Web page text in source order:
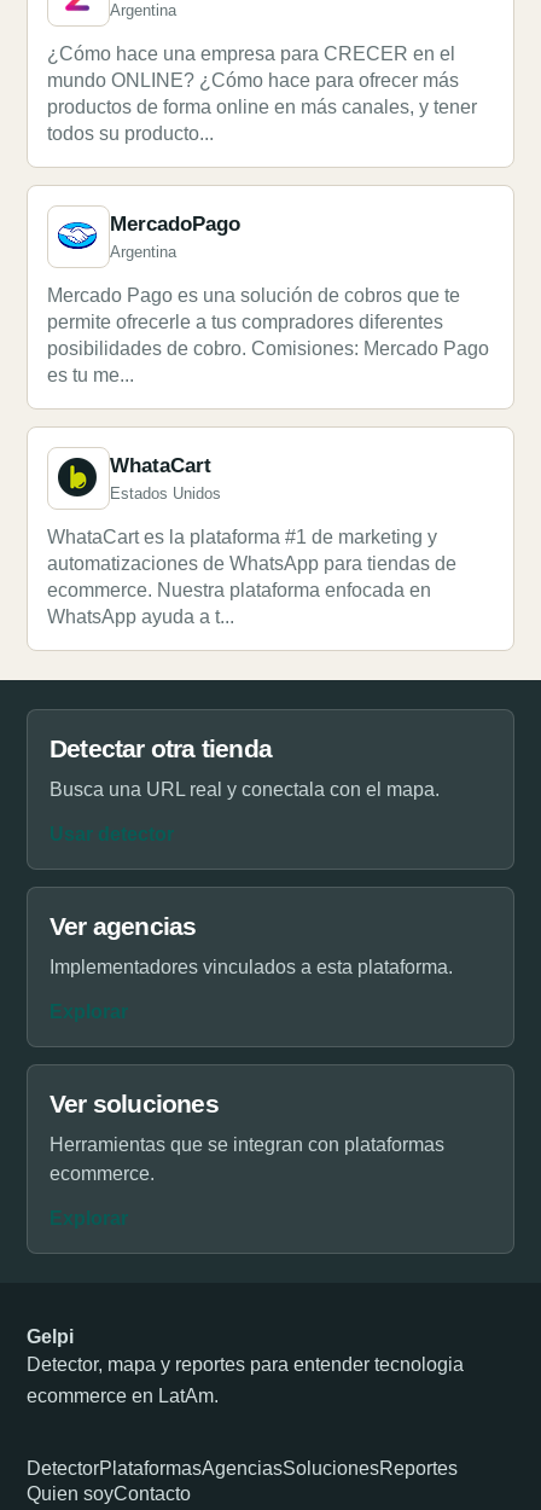
Argentina
¿Cómo hace una empresa para CRECER en el
mundo ONLINE? ¿Cómo hace para ofrecer más
productos de forma online en más canales, y tener
todos su producto...
MercadoPago
Argentina
Mercado Pago es una solución de cobros que te
permite ofrecerle a tus compradores diferentes
posibilidades de cobro. Comisiones: Mercado Pago
es tu me...
WhataCart
Estados Unidos
WhataCart es la plataforma #1 de marketing y
automatizaciones de WhatsApp para tiendas de
ecommerce. Nuestra plataforma enfocada en
WhatsApp ayuda a t...
Detectar otra tienda
Busca una URL real y conectala con el mapa.
Usar detector
Ver agencias
Implementadores vinculados a esta plataforma.
Explorar
Ver soluciones
Herramientas que se integran con plataformas
ecommerce.
Explorar
Gelpi
Detector, mapa y reportes para entender tecnologia
ecommerce en LatAm.
DetectorPlataformasAgenciasSolucionesReportes
Quien soyContacto